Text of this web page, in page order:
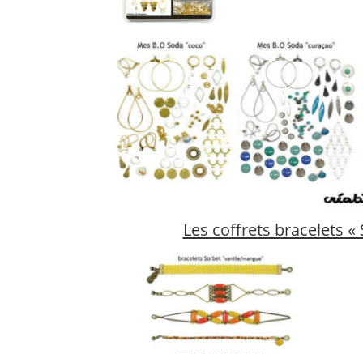
Les coffrets bracelets «